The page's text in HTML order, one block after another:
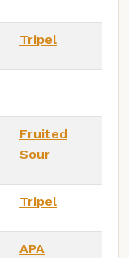
Tripel
Fruited
Sour
Tripel
APA